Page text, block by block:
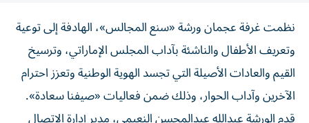
نظمت غرفة عجمان ورشة «سنع المجالس»، الهادفة إلى توعية
وتعريف الأطفال والناشئة بآداب المجلس الإماراتي، وترسيخ
القيم والعادات الأصيلة التي تجسد الهوية الوطنية وتعزز احترام
الآخرين وآداب الحوار، وذلك ضمن فعاليات «صيفنا سعادة».